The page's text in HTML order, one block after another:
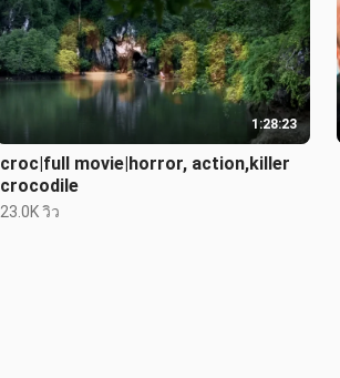
1:28:23
croc|full movie|horror, action,killer
crocodile
23.0K วิว